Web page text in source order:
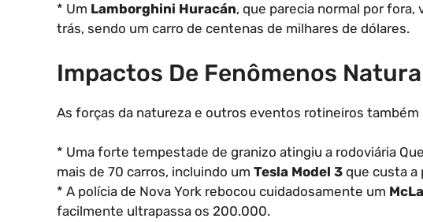
* Um Lamborghini Huracán, que parecia normal por
trás, sendo um carro de centenas de milhares de dólares.
Impactos De Fenômenos
As forças da natureza e outros eventos rotineiros também
* Uma forte tempestade de granizo atingiu a rodoviária
mais de 70 carros, incluindo um Tesla Model 3 que custa a
* A polícia de Nova York rebocou cuidadosamente um
facilmente ultrapassa os 200.000.